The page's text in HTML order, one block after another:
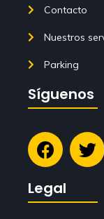
Contacto
Nuestros
Parking
Síguenos
Legal